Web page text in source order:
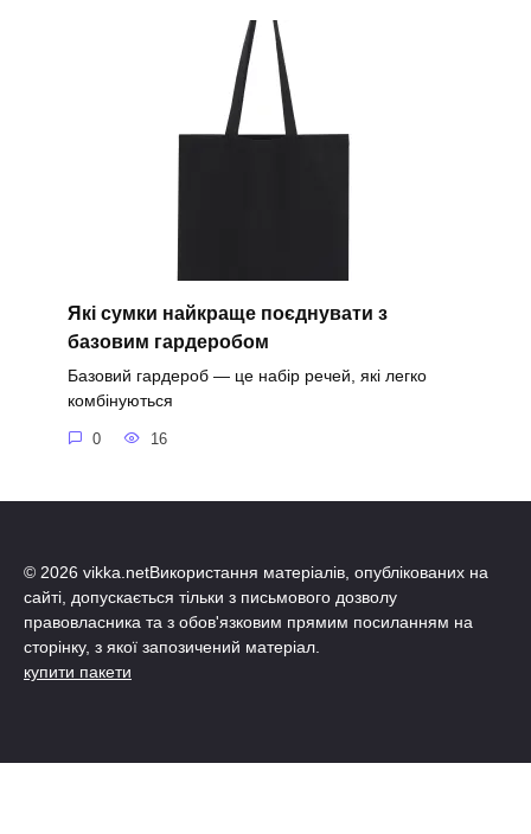
Які сумки найкраще поєднувати з
базовим гардеробом
Базовий гардероб — це набір речей, які легко
комбінуються
0 16
© 2026 vikka.netВикористання матеріалів, опублікованих на
сайті, допускається тільки з письмового дозволу
правовласника та з обов'язковим прямим посиланням на
сторінку, з якої запозичений матеріал.
купити пакети